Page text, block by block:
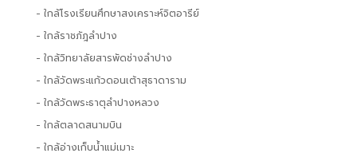
- ใกล้โรงเรียนศึกษาสงเคราะห์จิตอารีย์
- ใกล้ราชภัฎลำปาง
- ใกล้วิทยาลัยสารพัดช่างลำปาง
- ใกล้วัดพระแก้วดอนเต้าสุธาดาราม
- ใกล้วัดพระธาตุลำปางหลวง
- ใกล้ตลาดสนามบิน
- ใกล้อ่างเก็บน้ำแม่เมาะ